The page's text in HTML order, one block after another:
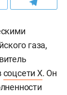
газа,
соцсети X. Он